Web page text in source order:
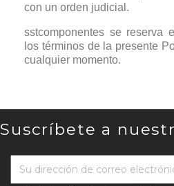
con un orden judicial.
sstcomponentes se reserva
los términos de la presente
cualquier momento.
Suscríbete a